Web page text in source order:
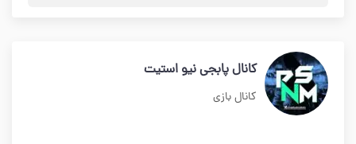
کانال پابجی نیو استیت
کانال بازی